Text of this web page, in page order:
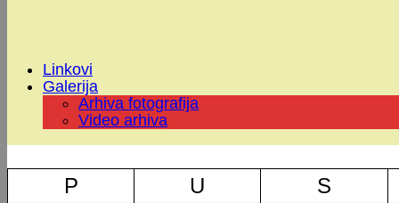
Linkovi
Galerija
Arhiva fotografija
Video arhiva
P U S